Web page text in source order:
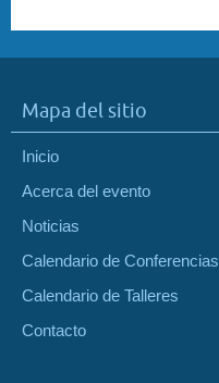
Mapa del sitio
Inicio
Acerca del evento
Noticias
Calendario de Conferencias
Calendario de Talleres
Contacto